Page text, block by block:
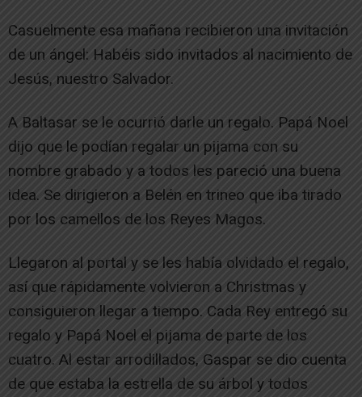
Casuelmente esa mañana recibieron una invitación
de un ángel: Habéis sido invitados al nacimiento de
Jesús, nuestro Salvador.
A Baltasar se le ocurrió darle un regalo. Papá Noel
dijo que le podían regalar un pijama con su
nombre grabado y a todos les pareció una buena
idea. Se dirigieron a Belén en trineo que iba tirado
por los camellos de los Reyes Magos.
Llegaron al portal y se les había olvidado el regalo,
así que rápidamente volvieron a Christmas y
consiguieron llegar a tiempo. Cada Rey entregó su
regalo y Papá Noel el pijama de parte de los
cuatro. Al estar arrodillados, Gaspar se dio cuenta
de que estaba la estrella de su árbol y todos